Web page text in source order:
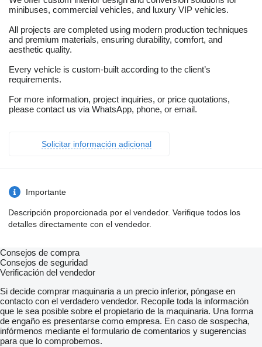
minibuses, commercial vehicles, and luxury VIP vehicles.
All projects are completed using modern production techniques
and premium materials, ensuring durability, comfort, and
aesthetic quality.
Every vehicle is custom-built according to the client’s
requirements.
For more information, project inquiries, or price quotations,
please contact us via WhatsApp, phone, or email.
Solicitar información adicional
Importante
Descripción proporcionada por el vendedor. Verifique todos los
detalles directamente con el vendedor.
Consejos de compra
Consejos de seguridad
Verificación del vendedor
Si decide comprar maquinaria a un precio inferior, póngase en
contacto con el verdadero vendedor. Recopile toda la información
que le sea posible sobre el propietario de la maquinaria. Una forma
de engaño es presentarse como empresa. En caso de sospecha,
infórmenos mediante el formulario de comentarios y sugerencias
para que lo comprobemos.